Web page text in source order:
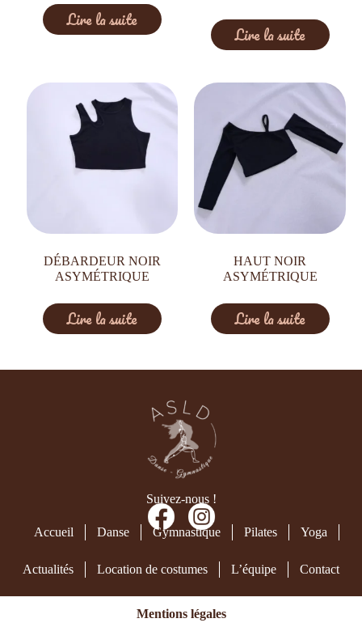
Lire la suite
Lire la suite
DÉBARDEUR NOIR
ASYMÉTRIQUE
Lire la suite
HAUT NOIR
ASYMÉTRIQUE
Lire la suite
Suivez-nous !
Accueil Danse Gymnastique Pilates Yoga
Actualités Location de costumes L’équipe Contact
Mentions légales